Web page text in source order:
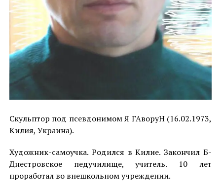
Cкульптор под псевдонимом Я ГАворуН (16.02.1973,
Килия, Украина).
Художник-самоучка. Родился в Килие. Закончил Б-
Днестровское педучилище, учитель. 10 лет
проработал во внешкольном учреждении.